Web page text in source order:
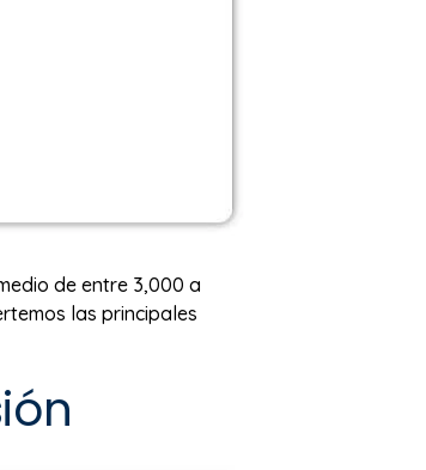
de entre 3,000 a
las principales